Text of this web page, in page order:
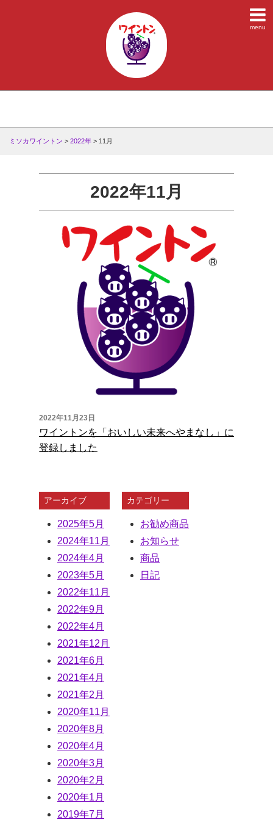
menu
ミソカワイントン > 2022年 > 11月
2022年11月
2022年11月23日
ワイントンを「おいしい未来へやまなし」に
登録しました
アーカイブ
2025年5月
2024年11月
2024年4月
2023年5月
2022年11月
2022年9月
2022年4月
2021年12月
2021年6月
2021年4月
2021年2月
2020年11月
2020年8月
2020年4月
2020年3月
2020年2月
2020年1月
2019年7月
カテゴリー
お勧め商品
お知らせ
商品
日記